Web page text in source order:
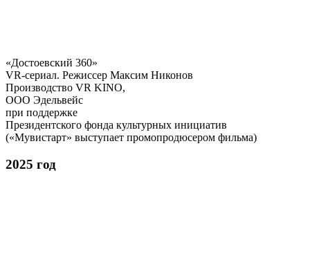
«Достоевский 360»
VR-сериал. Режиссер Максим Никонов
Производство VR KINO,
ООО Эдельвейс
при поддержке
Президентского фонда культурных инициатив
(«Мувистарт» выступает промопродюсером фильма)
2025 год